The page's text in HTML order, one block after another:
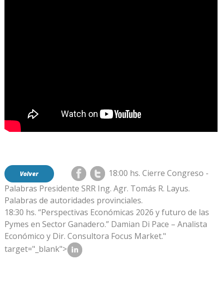
Volver
18:00 hs. Cierre Congreso -
Palabras Presidente SRR Ing. Agr. Tomás R. Layus.
Palabras de autoridades provinciales.
18:30 hs. “Perspectivas Económicas 2026 y futuro de las
Pymes en Sector Ganadero.” Damian Di Pace – Analista
Económico y Dir. Consultora Focus Market."
target="_blank">